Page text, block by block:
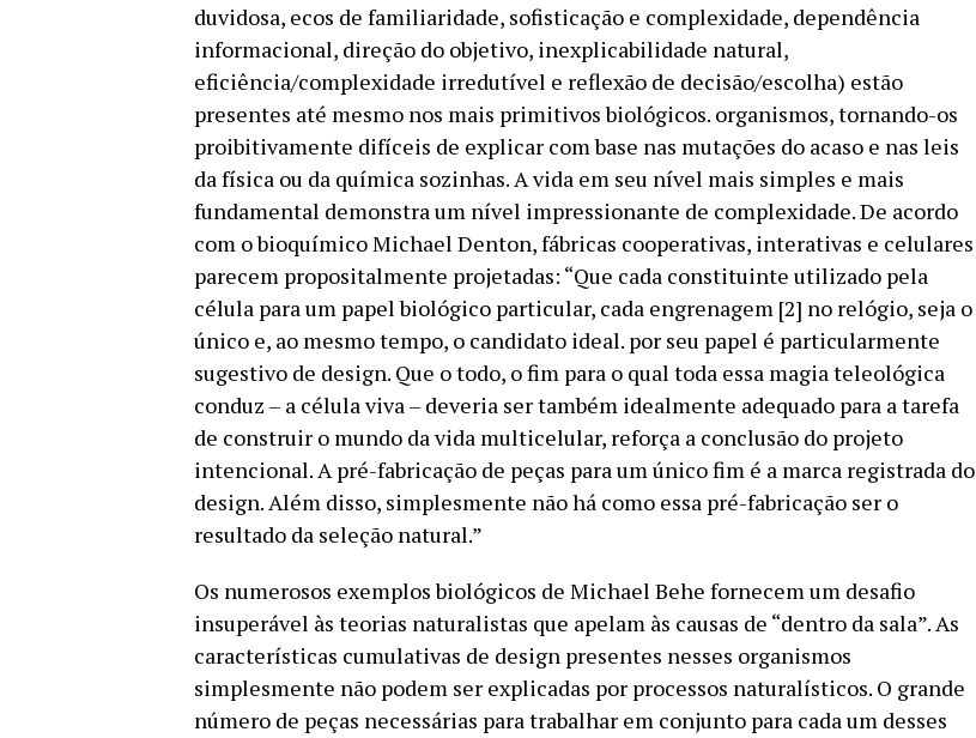
duvidosa, ecos de familiaridade, sofisticação e complexidade, dependência
informacional, direção do objetivo, inexplicabilidade natural,
eficiência/complexidade irredutível e reflexão de decisão/escolha) estão
presentes até mesmo nos mais primitivos biológicos. organismos, tornando-os
proibitivamente difíceis de explicar com base nas mutações do acaso e nas leis
da física ou da química sozinhas. A vida em seu nível mais simples e mais
fundamental demonstra um nível impressionante de complexidade. De acordo
com o bioquímico Michael Denton, fábricas cooperativas, interativas e celulares
parecem propositalmente projetadas: “Que cada constituinte utilizado pela
célula para um papel biológico particular, cada engrenagem [2] no relógio, seja o
único e, ao mesmo tempo, o candidato ideal. por seu papel é particularmente
sugestivo de design. Que o todo, o fim para o qual toda essa magia teleológica
conduz – a célula viva – deveria ser também idealmente adequado para a tarefa
de construir o mundo da vida multicelular, reforça a conclusão do projeto
intencional. A pré-fabricação de peças para um único fim é a marca registrada do
design. Além disso, simplesmente não há como essa pré-fabricação ser o
resultado da seleção natural.”
Os numerosos exemplos biológicos de Michael Behe fornecem um desafio
insuperável às teorias naturalistas que apelam às causas de “dentro da sala”. As
características cumulativas de design presentes nesses organismos
simplesmente não podem ser explicadas por processos naturalísticos. O grande
número de peças necessárias para trabalhar em conjunto para cada um desses